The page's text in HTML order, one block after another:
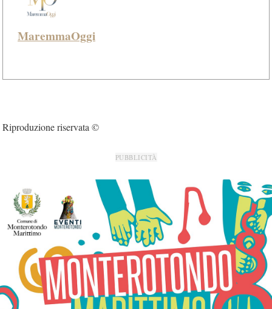
MaremmaOggi
Riproduzione riservata ©
PUBBLICITÀ